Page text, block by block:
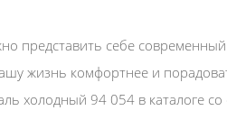
представить себе
жизнь комфортнее и
холодный 94 054 в каталоге со